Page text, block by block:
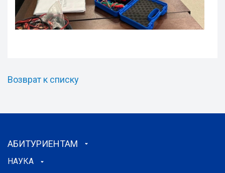
Возврат к списку
АБИТУРИЕНТАМ
НАУКА